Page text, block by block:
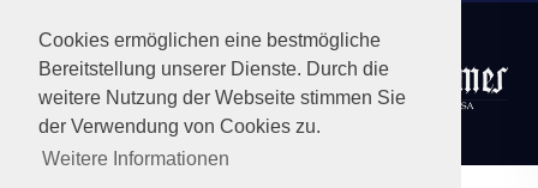
Cookies ermöglichen eine bestmögliche
Bereitstellung unserer Dienste. Durch die
weitere Nutzung der Webseite stimmen Sie
der Verwendung von Cookies zu.
Weitere Informationen